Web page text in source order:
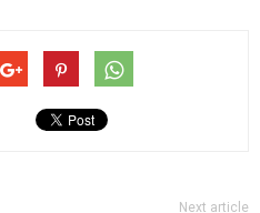
Next article